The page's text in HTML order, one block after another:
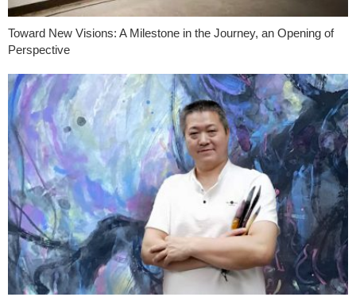
Toward New Visions: A Milestone in the Journey, an Opening of
Perspective